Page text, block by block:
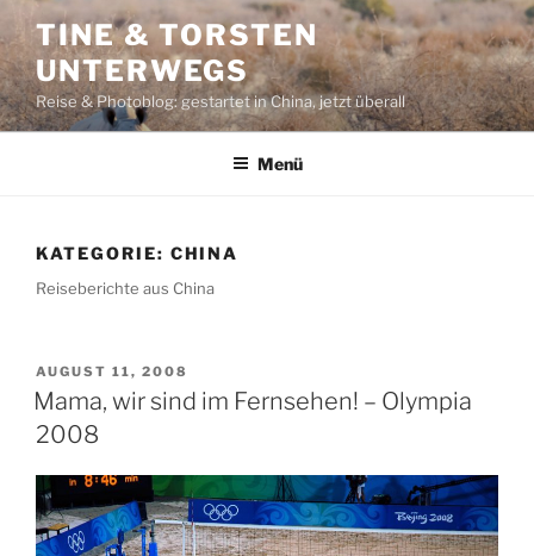
Zum
Inhalt
springen
TINE & TORSTEN
UNTERWEGS
Reise & Photoblog: gestartet in China, jetzt überall
Menü
KATEGORIE: CHINA
Reiseberichte aus China
VERÖFFENTLICHT
AM
AUGUST 11, 2008
Mama, wir sind im Fernsehen! – Olympia
2008